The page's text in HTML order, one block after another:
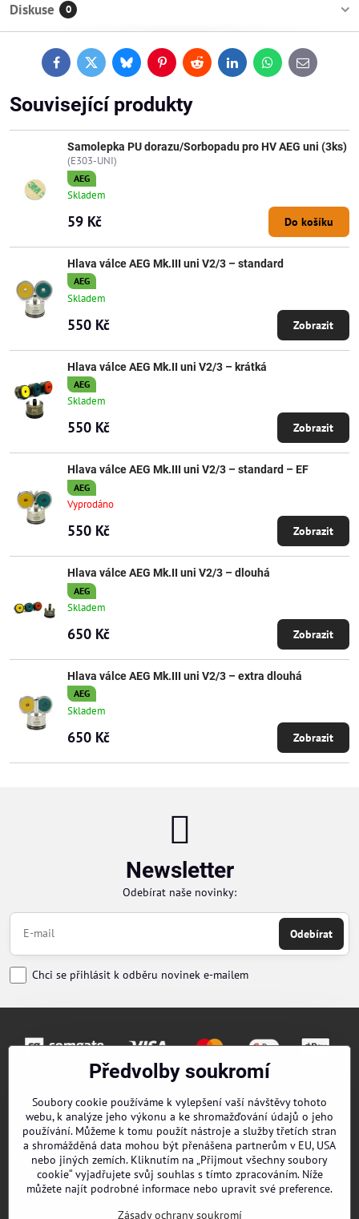
Diskuse 0
FacebookTwitterBlueskyPinterestReddit LinkedInWhatsApp
E-
mail
Související produkty
Samolepka PU dorazu/Sorbopadu pro HV AEG uni (3ks)
(E303-UNI)
AEG
Skladem
59 Kč Do košíku
Hlava válce AEG Mk.III uni V2/3 – standard
AEG
Skladem
550 Kč Zobrazit
Hlava válce AEG Mk.II uni V2/3 – krátká
AEG
Skladem
550 Kč Zobrazit
Hlava válce AEG Mk.III uni V2/3 – standard – EF
AEG
Vyprodáno
550 Kč Zobrazit
Hlava válce AEG Mk.II uni V2/3 – dlouhá
AEG
Skladem
650 Kč Zobrazit
Hlava válce AEG Mk.III uni V2/3 – extra dlouhá
AEG
Skladem
650 Kč Zobrazit
Newsletter
Odebírat naše novinky:
Odebírat
Chci se přihlásit k odběru novinek e-mailem
Kontakty
Obchodní podmínky
O nás
Předvolby soukromí
Soubory cookie používáme k vylepšení vaší návštěvy tohoto
webu, k analýze jeho výkonu a ke shromažďování údajů o jeho
používání. Můžeme k tomu použít nástroje a služby třetích stran
a shromážděná data mohou být přenášena partnerům v EU, USA
nebo jiných zemích. Kliknutím na „Přijmout všechny soubory
cookie“ vyjadřujete svůj souhlas s tímto zpracováním. Níže
můžete najít podrobné informace nebo upravit své preference.
Zásady ochrany soukromí